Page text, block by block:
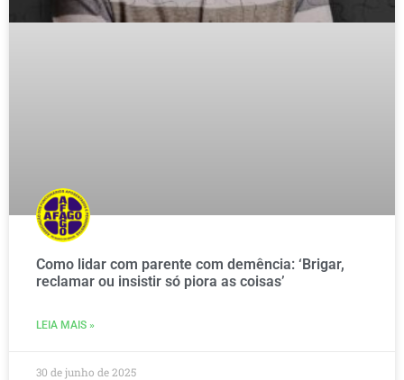
Como lidar com parente com demência: ‘Brigar,
reclamar ou insistir só piora as coisas’
LEIA MAIS »
30 de junho de 2025